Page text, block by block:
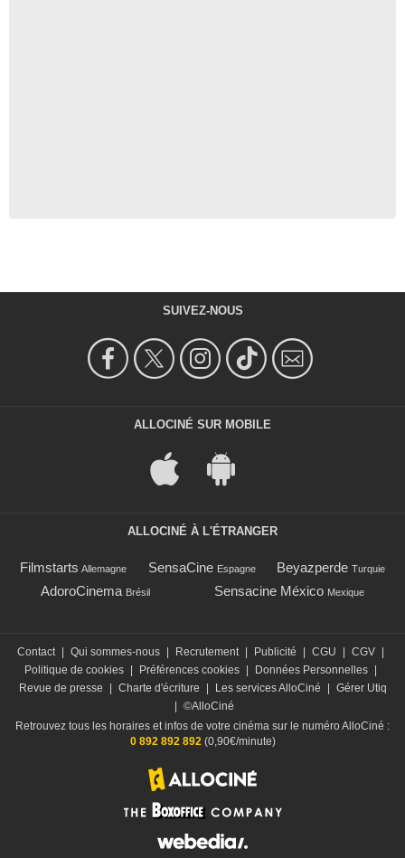
SUIVEZ-NOUS
ALLOCINÉ SUR MOBILE
ALLOCINÉ À L'ÉTRANGER
Filmstarts Allemagne SensaCine Espagne Beyazperde Turquie
AdoroCinema Brésil Sensacine México Mexique
Contact | Qui sommes-nous | Recrutement | Publicité | CGU | CGV |
Politique de cookies | Préférences cookies | Données Personnelles |
Revue de presse
| Charte d'écriture | Les services AlloCiné | Gérer Utiq
| ©AlloCiné
Retrouvez tous les horaires et infos de votre cinéma sur le numéro AlloCiné :
0 892 892 892(0,90€/minute)